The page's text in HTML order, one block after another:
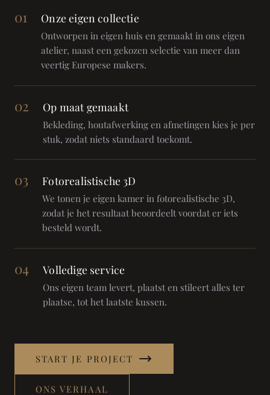
01 Onze eigen collectie
Ontworpen in eigen huis en gemaakt in ons eigen
atelier, naast een gekozen selectie van meer dan
veertig Europese makers.
02 Op maat gemaakt
Bekleding, houtafwerking en afmetingen kies je per
stuk, zodat niets standaard toekomt.
03 Fotorealistische 3D
We tonen je eigen kamer in fotorealistische 3D,
zodat je het resultaat beoordeelt voordat er iets
besteld wordt.
04 Volledige service
Ons eigen team levert, plaatst en stileert alles ter
plaatse, tot het laatste kussen.
START JE PROJECT
ONS VERHAAL